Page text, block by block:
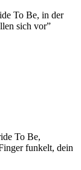
To Be, in der
sich vor”
To Be,
funkelt, dein